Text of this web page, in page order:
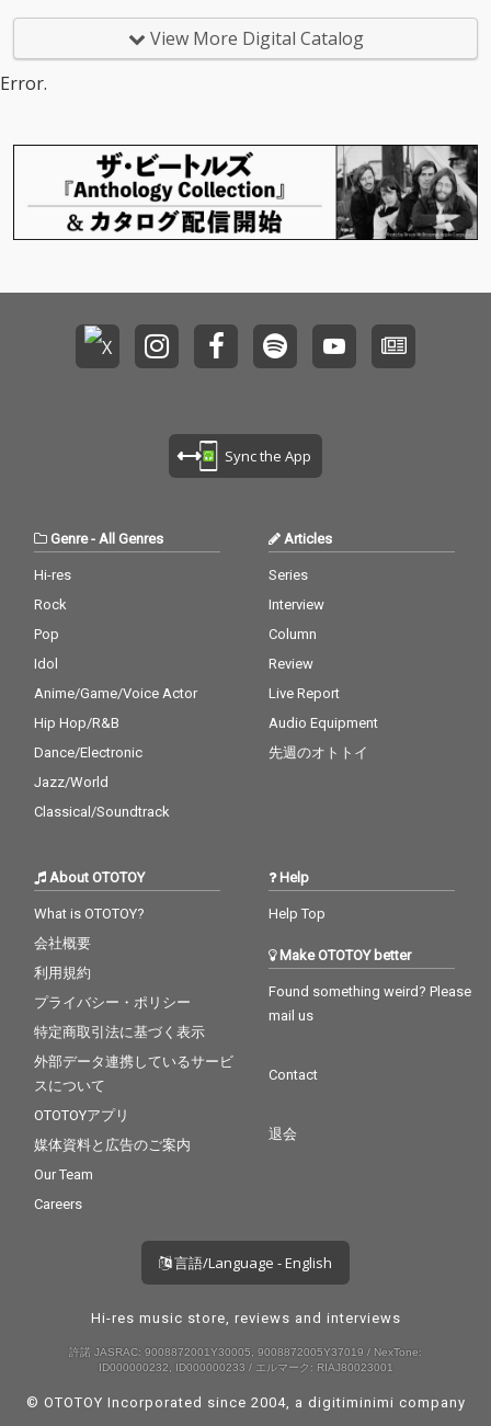
新曲。ダンスミュージ
ックの気持ちよさを詰
せる今の季節にマッチ
した楽曲に仕上がって
いる。
View More Digital Catalog
Error.
Sync the App
Genre- All Genres
Hi-res
Rock
Pop
Idol
Anime/Game/Voice Actor
Hip Hop/R&B
Dance/Electronic
Jazz/World
Classical/Soundtrack
Articles
Series
Interview
Column
Review
Live Report
Audio Equipment
先週のオトトイ
About OTOTOY
What is OTOTOY?
会社概要
利用規約
プライバシー・ポリシー
特定商取引法に基づく表示
外部データ連携しているサービ
スについて
OTOTOYアプリ
媒体資料と広告のご案内
Our Team
Careers
Help
Help Top
Make OTOTOY better
Found something weird? Please
mail us
Contact
退会
言語/Language - English
Hi-res music store, reviews and interviews
許諾 JASRAC: 9008872001Y30005, 9008872005Y37019 / NexTone:
ID000000232, ID000000233 / エルマーク: RIAJ80023001
© OTOTOY Incorporated since 2004, a digitiminimi company